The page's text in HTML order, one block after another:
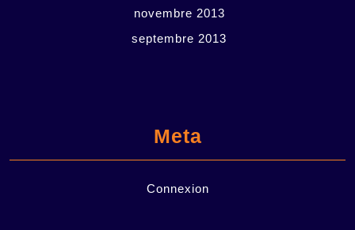
novembre 2013
septembre 2013
Meta
Connexion